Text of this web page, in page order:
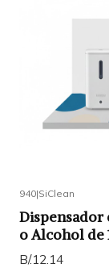
940|SiClean
Dispensador
o Alcohol de
B/.12.14